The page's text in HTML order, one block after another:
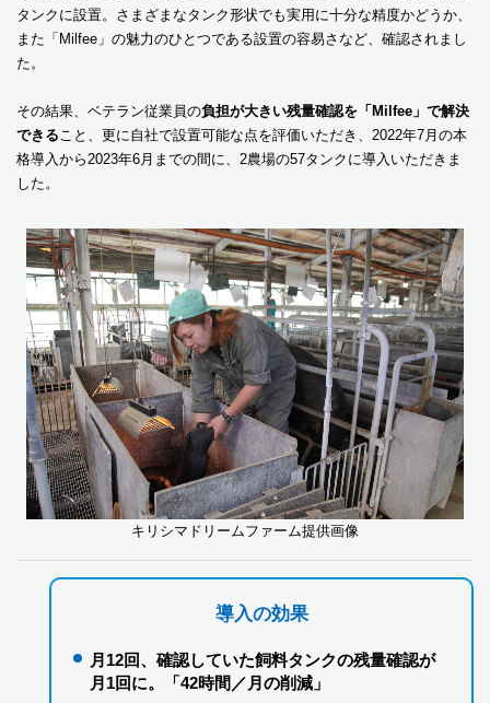
タンクに設置。さまざまなタンク形状でも実用に十分な精度かどうか、
また「Milfee」の魅力のひとつである設置の容易さなど、確認されまし
た。
その結果、ベテラン従業員の負担が大きい残量確認を「Milfee」で解決
できる こと、更に自社で設置可能な点を評価いただき、2022年7月の本
格導入から2023年6月までの間に、2農場の57タンクに導入いただきま
した。
キリシマドリームファーム提供画像
導入の効果
月12回、確認していた飼料タンクの残量確認が
月1回に。「42時間／月の削減」